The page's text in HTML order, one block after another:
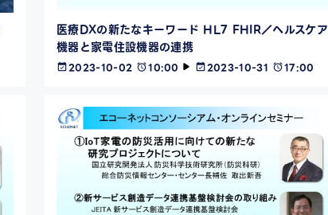
医療DXの新たなキーワード HL7 FHIR／ヘルスケア
機器と家電住設機器の連携
2023-10-02 10:00 2023-10-31 17:00